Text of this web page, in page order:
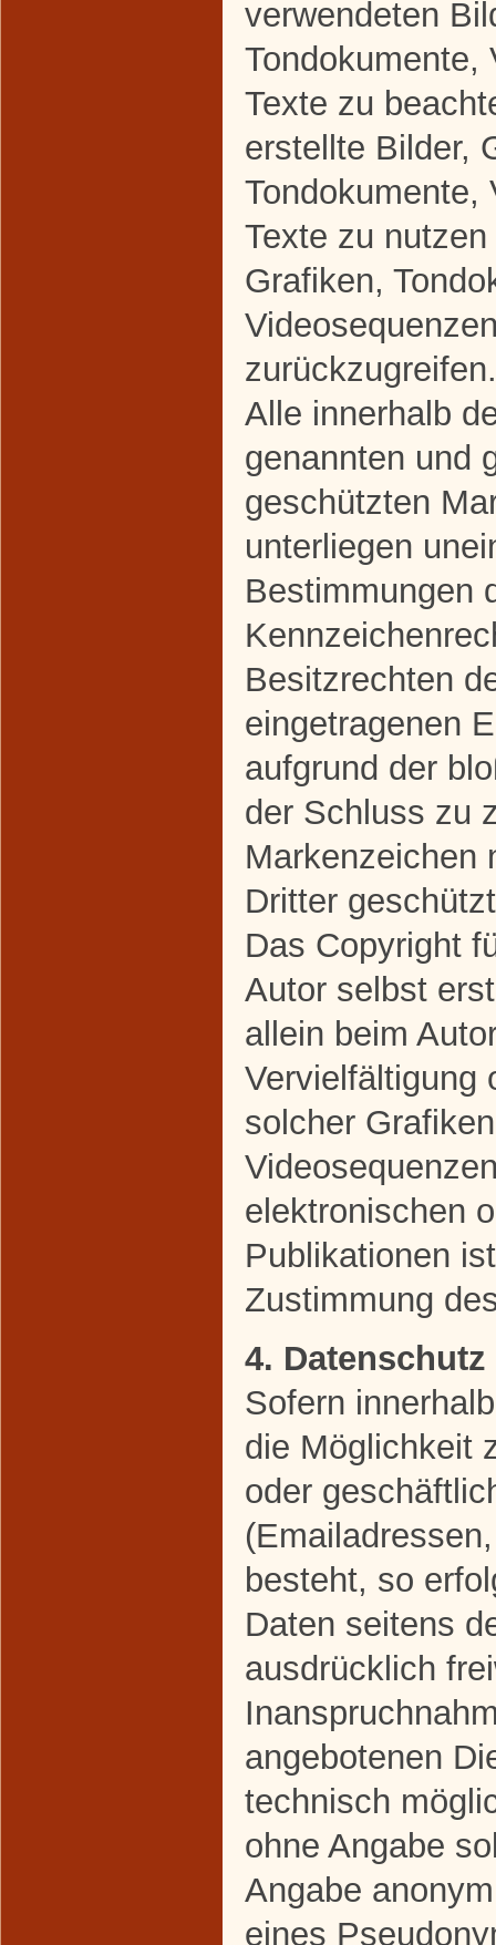
verwendeten
Tondokumente,
Texte zu
erstellte Bilder,
Tondokumente,
Texte zu
Grafiken,
zurückzugreifen.
Alle innerhalb
genannten und
geschützten
unterliegen
Bestimmungen
Besitzrechten
eingetragenen
aufgrund der
der Schluss zu
Markenzeichen
Dritter
Das Copyright
Autor selbst
allein beim
Vervielfältigung
solcher
elektronischen
Publikationen
Zustimmung
4. Datenschutz
Sofern
die Möglichkeit
oder
besteht, so
Daten seitens
ausdrücklich
angebotenen
technisch
ohne Angabe
Angabe
eines